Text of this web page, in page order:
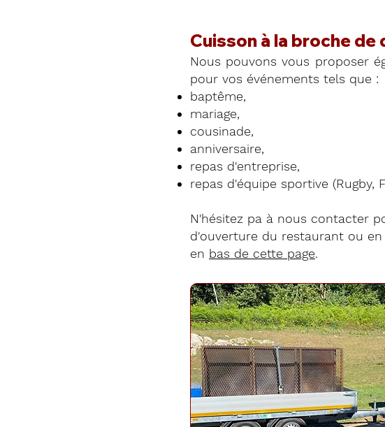
Cuisson à la broche
Nous pouvons vous proposer
pour vos événements tels que :
baptême,
mariage,
cousinade,
anniversaire,
repas d'entreprise,
repas d'équipe sportive (Rugby,
N'hésitez pa à nous contacter
d'ouverture du restaurant ou
en bas de cette page.